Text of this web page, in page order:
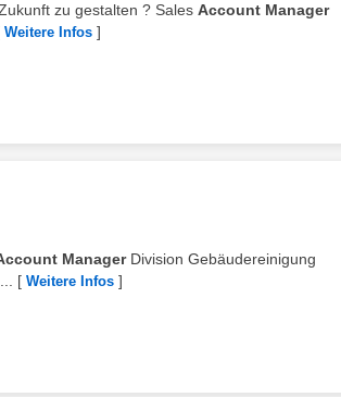
zu gestalten ? Sales Account Manager
Weitere Infos ]
ManagerDivision Gebäudereinigung
[ Weitere Infos ]